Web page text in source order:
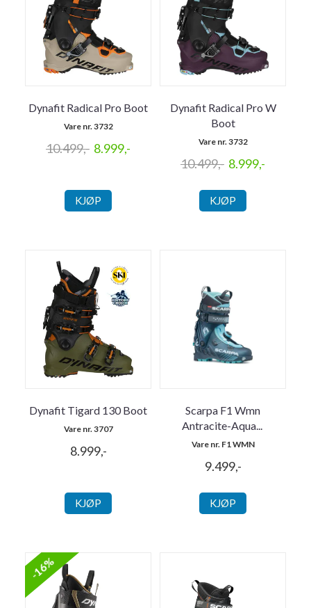
Dynafit Radical Pro Boot
Vare nr. 3732
10.499,- 8.999,-
KJØP
Dynafit Radical Pro W
Boot
Vare nr. 3732
10.499,- 8.999,-
KJØP
Dynafit Tigard 130 Boot
Vare nr. 3707
8.999,-
KJØP
Scarpa F1 Wmn
Antracite-Aqua...
Vare nr. F1 WMN
9.499,-
KJØP
-16%